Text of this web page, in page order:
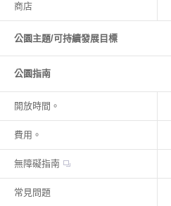
商店
公園主題/可持續發展目標
公園指南
開放時間。
費用。
無障礙指南
常見問題